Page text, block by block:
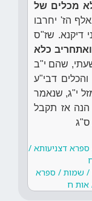
מכלים של
הז' יחרבו
דיקנא. שז"ס
ואתחריב כלא
שהם י"ב
דבי"ע
י"ג, שנאמר
הנה אז תקבל
ס"ג
דצניעותא /
/ שמות / ספרא
אות ח